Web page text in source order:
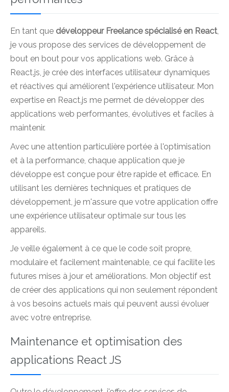
En tant que développeur Freelance spécialisé en React,
je vous propose des services de développement de
bout en bout pour vos applications web. Grâce à
React.js, je crée des interfaces utilisateur dynamiques
et réactives qui améliorent l'expérience utilisateur. Mon
expertise en React.js me permet de développer des
applications web performantes, évolutives et faciles à
maintenir.
Avec une attention particulière portée à l'optimisation
et à la performance, chaque application que je
développe est conçue pour être rapide et efficace. En
utilisant les dernières techniques et pratiques de
développement, je m'assure que votre application offre
une expérience utilisateur optimale sur tous les
appareils.
Je veille également à ce que le code soit propre,
modulaire et facilement maintenable, ce qui facilite les
futures mises à jour et améliorations. Mon objectif est
de créer des applications qui non seulement répondent
à vos besoins actuels mais qui peuvent aussi évoluer
avec votre entreprise.
Maintenance et optimisation des
applications React JS